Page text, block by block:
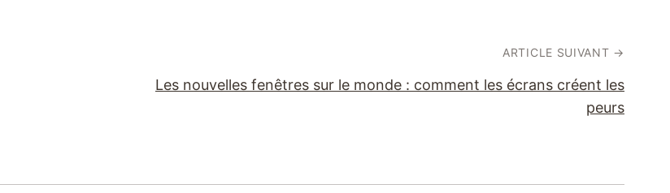
ARTICLE SUIVANT →
Les nouvelles fenêtres sur le monde : comment les écrans créent les
peurs